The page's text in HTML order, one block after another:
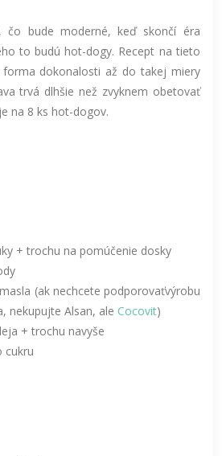
čo bude moderné, keď skončí éra
to budú hot-dogy. Recept na tieto
dokonalosti až do takej miery
trvá dlhšie než zvyknem obetovať
na 8 ks hot-dogov.
+ trochu na pomúčenie dosky
(ak nechcete podporovaťvýrobu
nekupujte Alsan, ale Cocovit)
+ trochu navyše
cukru